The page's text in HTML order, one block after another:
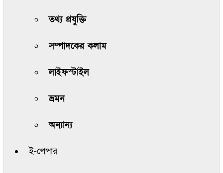
তথ্য প্রযুক্তি
সম্পাদকের কলাম
লাইফস্টাইল
ভ্রমন
অন্যান্য
ই-পেপার